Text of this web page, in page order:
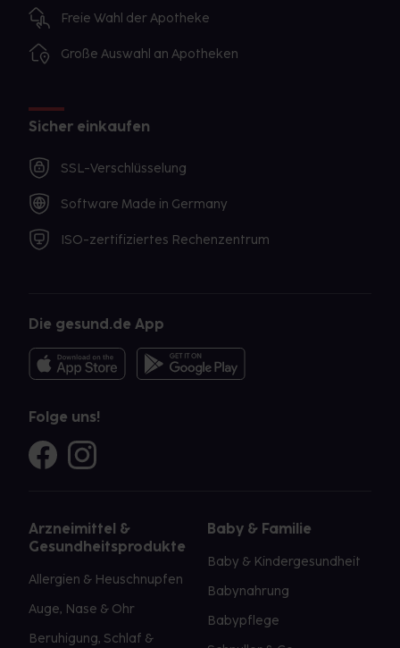
Freie Wahl der Apotheke
Große Auswahl an Apotheken
Sicher einkaufen
SSL-Verschlüsselung
Software Made in Germany
ISO-zertifiziertes Rechenzentrum
Die gesund.de App
Folge uns!
Arzneimittel &
Gesundheitsprodukte
Allergien & Heuschnupfen
Auge, Nase & Ohr
Beruhigung, Schlaf &
Baby & Familie
Baby & Kindergesundheit
Babynahrung
Babypflege